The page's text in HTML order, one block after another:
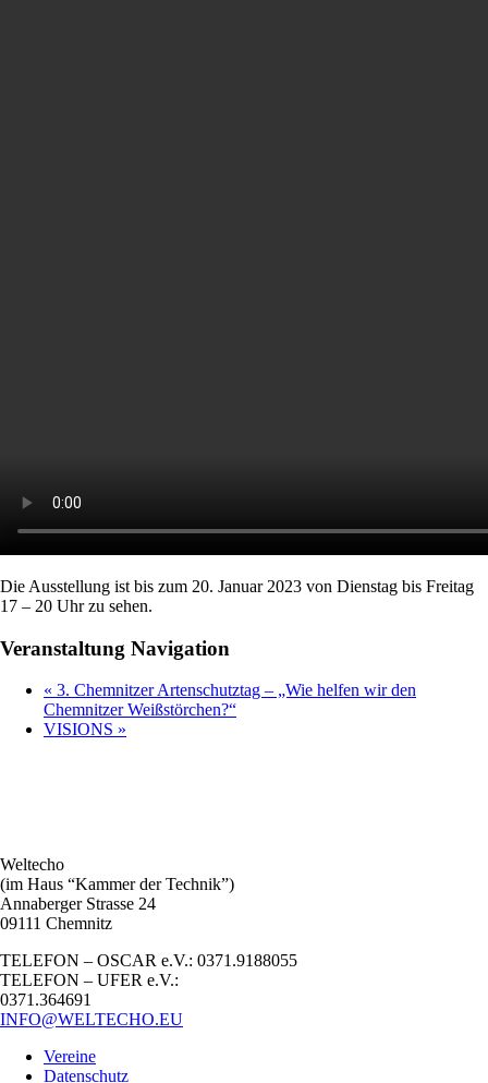
Die Ausstellung ist bis zum 20. Januar 2023 von Dienstag bis Freitag
17 – 20 Uhr zu sehen.
Veranstaltung Navigation
« 3. Chemnitzer Artenschutztag – „Wie helfen wir den
Chemnitzer Weißstörchen?“
VISIONS »
Weltecho
(im Haus “Kammer der Technik”)
Annaberger Strasse 24
09111 Chemnitz
TELEFON – OSCAR e.V.: 0371.9188055
TELEFON – UFER e.V.:
0371.364691
INFO@WELTECHO.EU
Vereine
Datenschutz